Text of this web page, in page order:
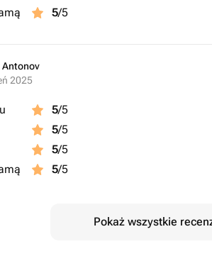
5/5
Antonov
2025
5/5
5/5
5/5
5/5
Pokaż wszystkie